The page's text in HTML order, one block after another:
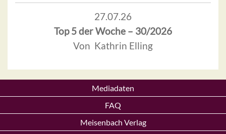
27.07.26
Top 5 der Woche – 30/2026
Von Kathrin Elling
Mediadaten
FAQ
Meisenbach Verlag